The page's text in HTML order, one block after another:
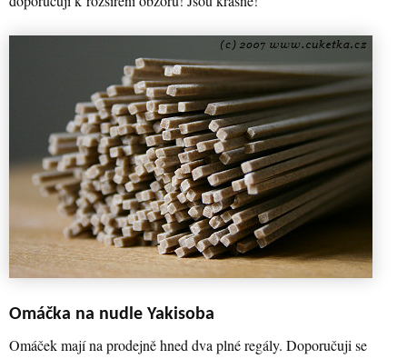
Omáčka na nudle Yakisoba
Omáček mají na prodejně hned dva plné regály. Doporučuji se